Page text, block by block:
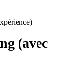
(avec